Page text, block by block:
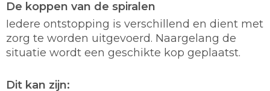
De koppen van de spiralen
Iedere ontstopping is verschillend en dient met
zorg te worden uitgevoerd. Naargelang de
situatie wordt een geschikte kop geplaatst.
Dit kan zijn: